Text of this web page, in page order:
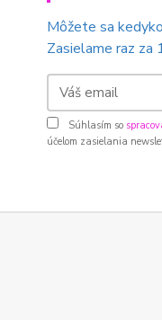
Môžete sa
Zasielame raz za
Súhlasím so
účelom zasielania